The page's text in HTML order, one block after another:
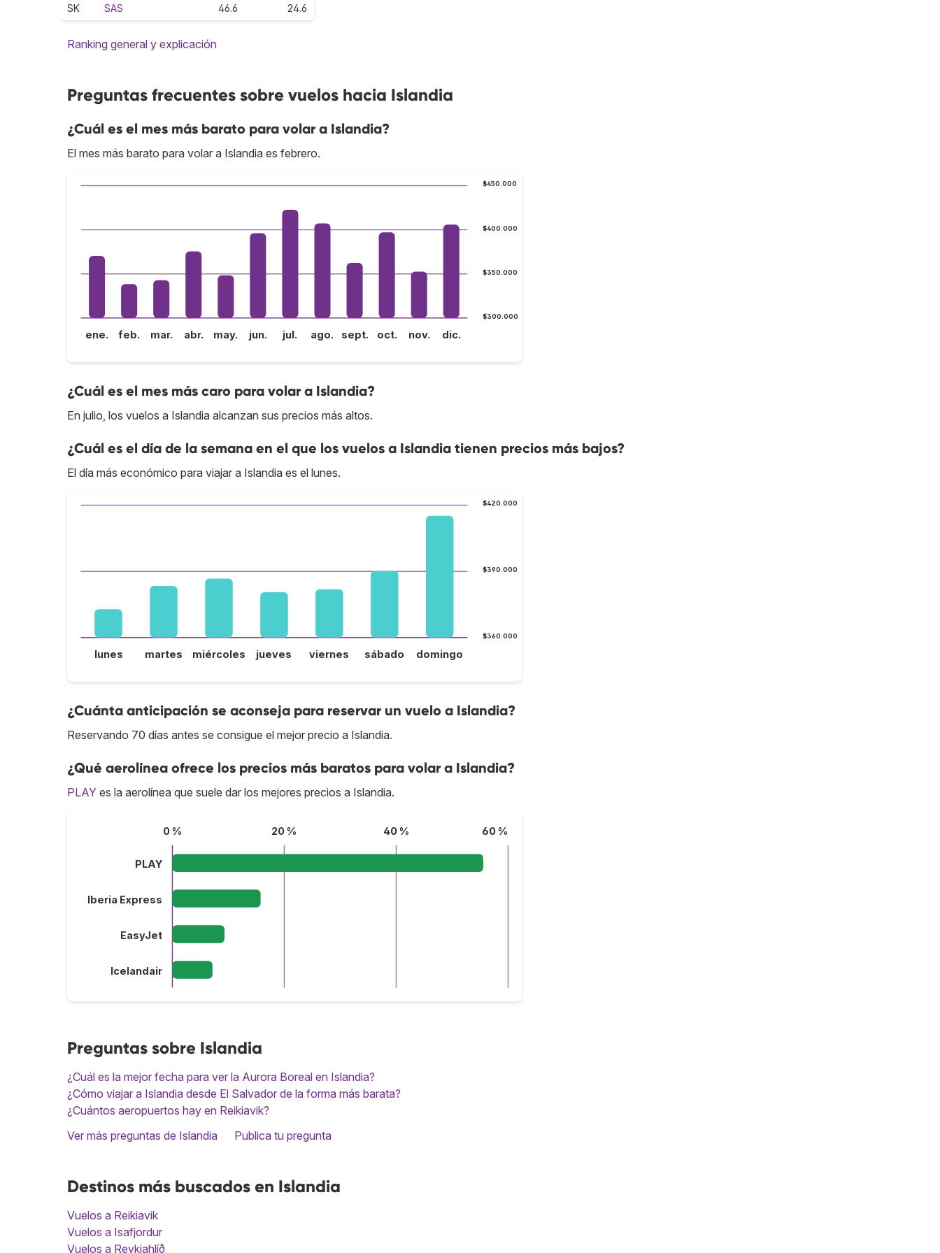
SK SAS 46.6 24.6
Ranking general y explicación
Preguntas frecuentes sobre vuelos hacia Islandia
¿Cuál es el mes más barato para volar a Islandia?
El mes más barato para volar a Islandia es febrero.
$300.000
$350.000
$400.000
$450.000
ene. feb. mar. abr. may. jun. jul. ago. sept. oct. nov. dic.
¿Cuál es el mes más caro para volar a Islandia?
En julio, los vuelos a Islandia alcanzan sus precios más altos.
¿Cuál es el día de la semana en el que los vuelos a Islandia tienen precios más bajos?
El día más económico para viajar a Islandia es el lunes.
$360.000
$390.000
$420.000
lunes martes miércoles jueves viernes sábado domingo
¿Cuánta anticipación se aconseja para reservar un vuelo a Islandia?
Reservando 70 días antes se consigue el mejor precio a Islandia.
¿Qué aerolínea ofrece los precios más baratos para volar a Islandia?
PLAY es la aerolínea que suele dar los mejores precios a Islandia.
0 % 20 % 40 % 60 %
PLAY
Iberia Express
EasyJet
Icelandair
Preguntas sobre Islandia
¿Cuál es la mejor fecha para ver la Aurora Boreal en Islandia?
¿Cómo viajar a Islandia desde El Salvador de la forma más barata?
¿Cuántos aeropuertos hay en Reikiavik?
Ver más preguntas de Islandia
Publica tu pregunta
Destinos más buscados en Islandia
Vuelos a Reikiavik
Vuelos a Isafjordur
Vuelos a Reykjahlíð